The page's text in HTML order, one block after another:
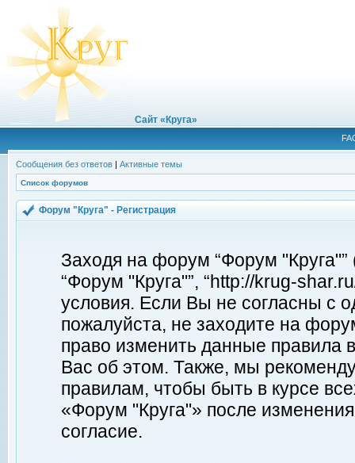
Сайт «Круга»
Сообщения без ответов | Активные темы
Список форумов
Форум "Круга" - Регистрация
Заходя на форум “Форум
“Форум "Круга"”, “http://krug-
условия. Если Вы не согласны с
пожалуйста, не заходите на
право изменить данные правила
Вас об этом. Также, мы
правилам, чтобы быть в курсе
«Форум "Круга"» после
согласие.